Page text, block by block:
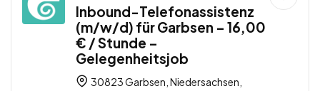
Inbound-Telefonassistenz
(m/w/d) für Garbsen – 16,00
€ / Stunde –
Gelegenheitsjob
30823 Garbsen, Niedersachsen,